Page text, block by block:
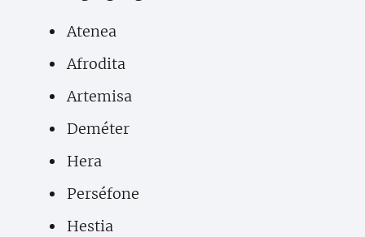
Atenea
Afrodita
Artemisa
Deméter
Hera
Perséfone
Hestia